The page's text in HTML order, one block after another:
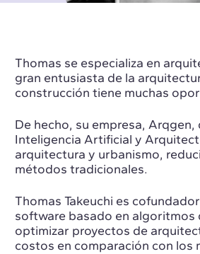
Thomas se especializa en
gran entusiasta de la
construcción tiene muchas
De hecho, su empresa,
Inteligencia Artificial y
arquitectura y urbanismo,
métodos tradicionales.
Thomas Takeuchi es
software basado en
optimizar proyectos de
costos en comparación con los